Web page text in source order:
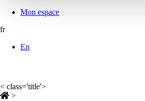
Mon espace
fr
En
< class='title'>
>